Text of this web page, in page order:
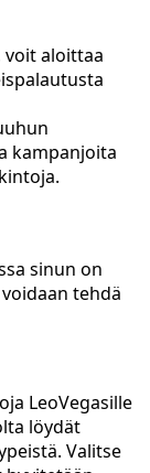
voit aloittaa
kampanjoita
sinun on
tehdä
LeoVegasille
löydät
Valitse